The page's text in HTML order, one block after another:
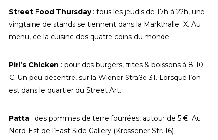
Street Food Thursday: tous les jeudis de 17h à 22h, une
vingtaine de stands se tiennent dans la Markthalle IX. Au
menu, de la cuisine des quatre coins du monde.
Piri’s Chicken : pour des burgers, frites & boissons à 8-10
€. Un peu décentré, sur la Wiener Straße 31. Lorsque l’on
est dans le quartier du Street Art.
Patta : des pommes de terre fourrées, autour de 5 €. Au
Nord-Est de l’East Side Gallery (Krossener Str. 16)